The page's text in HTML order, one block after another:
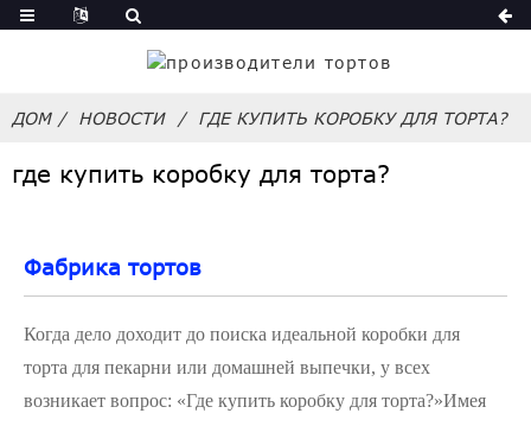
ДОМ НОВОСТИ ГДЕ КУПИТЬ КОРОБКУ ДЛЯ ТОРТА?
где купить коробку для торта?
Фабрика тортов
Когда дело доходит до поиска идеальной коробки для
торта для пекарни или домашней выпечки, у всех
возникает вопрос: «Где купить коробку для торта?»Имея